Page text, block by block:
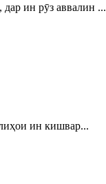
ин рӯз аввалин ...
ин кишвар...